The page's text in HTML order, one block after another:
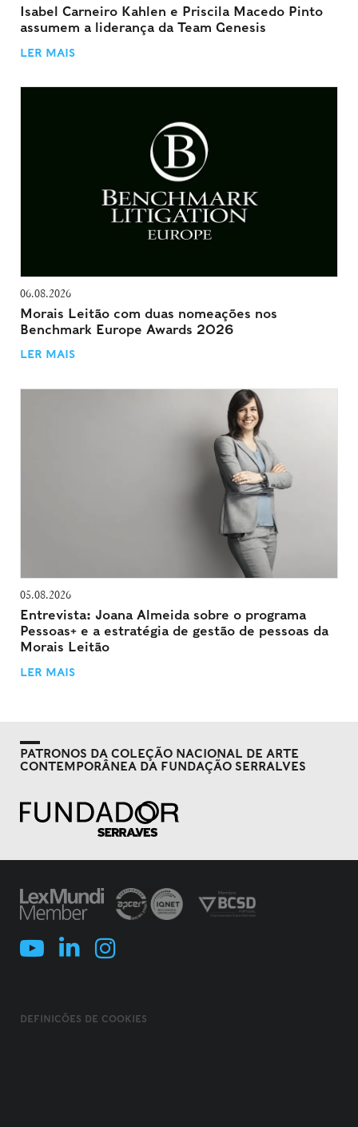
Isabel Carneiro Kahlen e Priscila Macedo Pinto
assumem a liderança da Team Genesis
LER MAIS
06.08.2026
Morais Leitão com duas nomeações nos
Benchmark Europe Awards 2026
LER MAIS
05.08.2026
Entrevista: Joana Almeida sobre o programa
Pessoas+ e a estratégia de gestão de pessoas da
Morais Leitão
LER MAIS
PATRONOS DA COLEÇÃO NACIONAL DE ARTE
CONTEMPORÂNEA DA FUNDAÇÃO SERRALVES
DEFINIÇÕES DE COOKIES